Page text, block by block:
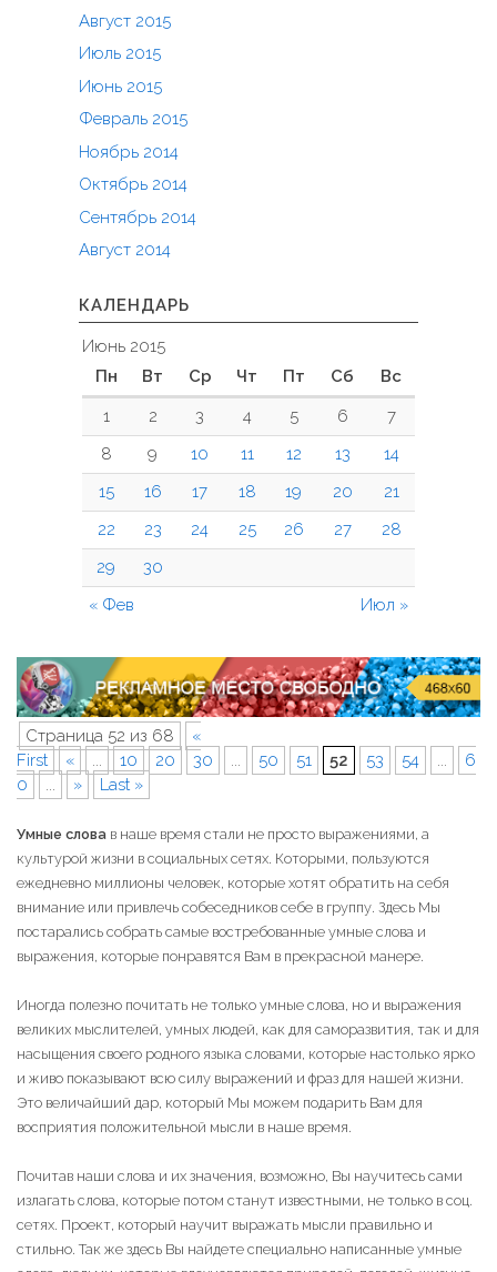
Август 2015
Июль 2015
Июнь 2015
Февраль 2015
Ноябрь 2014
Октябрь 2014
Сентябрь 2014
Август 2014
КАЛЕНДАРЬ
Июнь 2015
Пн
Вт Ср Чт Пт Сб Вс
« Фев Июл »
1 2 3 4 5 6
7
8
9 10 11 12 13
14
15
16 17 18 19 20
21
22
23 24 25 26 27
28
29
30
Страница 52 из 68
«
First
« ... 10 20 30 ... 50 51 52 53 54 ...
6
0
... » Last »
Умные слова в наше время стали не просто выражениями, а
культурой жизни в социальных сетях. Которыми, пользуются
ежедневно миллионы человек, которые хотят обратить на себя
внимание или привлечь собеседников себе в группу. Здесь Мы
постарались собрать самые востребованные умные слова и
выражения, которые понравятся Вам в прекрасной манере.
Иногда полезно почитать не только умные слова, но и выражения
великих мыслителей, умных людей, как для саморазвития, так и для
насыщения своего родного языка словами, которые настолько ярко
и живо показывают всю силу выражений и фраз для нашей жизни.
Это величайший дар, который Мы можем подарить Вам для
восприятия положительной мысли в наше время.
Почитав наши слова и их значения, возможно, Вы научитесь сами
излагать слова, которые потом станут известными, не только в соц.
сетях. Проект, который научит выражать мысли правильно и
стильно. Так же здесь Вы найдете специально написанные умные